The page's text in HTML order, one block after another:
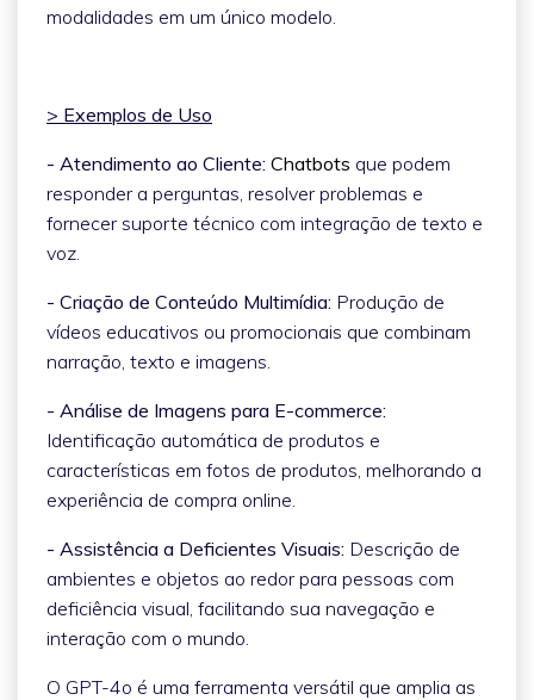
modalidades em um único modelo.
> Exemplos de Uso
- Atendimento ao Cliente: Chatbots que podem
responder a perguntas, resolver problemas e
fornecer suporte técnico com integração de texto e
voz.
- Criação de Conteúdo Multimídia: Produção de
vídeos educativos ou promocionais que combinam
narração, texto e imagens.
- Análise de Imagens para E-commerce:
Identificação automática de produtos e
características em fotos de produtos, melhorando a
experiência de compra online.
- Assistência a Deficientes Visuais: Descrição de
ambientes e objetos ao redor para pessoas com
deficiência visual, facilitando sua navegação e
interação com o mundo.
O GPT-4o é uma ferramenta versátil que amplia as